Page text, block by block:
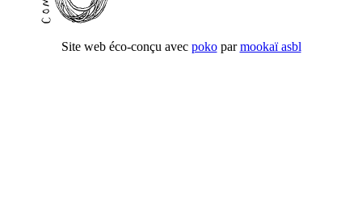
Site web éco-conçu avec pokoparmookaï asbl